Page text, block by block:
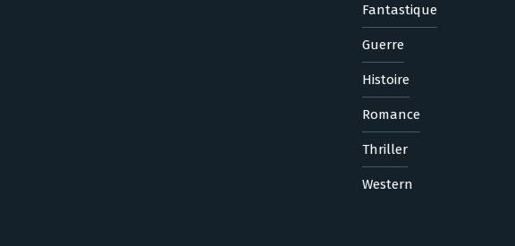
Fantastique
Guerre
Histoire
Romance
Thriller
Western